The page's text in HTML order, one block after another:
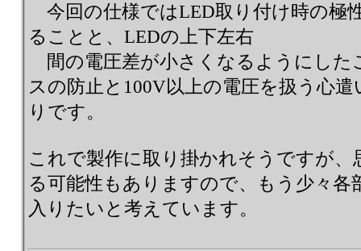
今回の仕様ではLED取り付け時の極
ることと、LEDの上下左右
間の電圧差が小さくなるようにし
スの防止と100V以上の電圧を扱う心
りです。
これで製作に取り掛かれそうですが
る可能性もありますので、もう少々各
入りたいと考えています。